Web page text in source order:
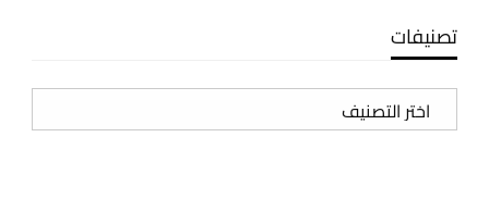
تصنيفات
تصنيفات